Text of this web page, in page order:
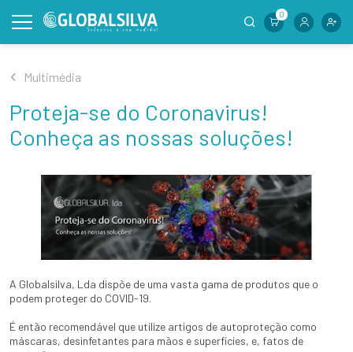
0
Multimédia
Proteja-se do Coronavirus!
Conheça as nossas soluções!
A Globalsilva, Lda dispõe de uma vasta gama de produtos que o
podem proteger do COVID-19.
É então recomendável que utilize artigos de autoproteção como
máscaras, desinfetantes para mãos e superfícies, e, fatos de